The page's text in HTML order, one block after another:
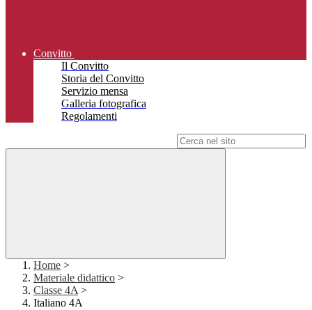
Convitto
Il Convitto
Storia del Convitto
Servizio mensa
Galleria fotografica
Regolamenti
Home >
Materiale didattico >
Classe 4A >
Italiano 4A